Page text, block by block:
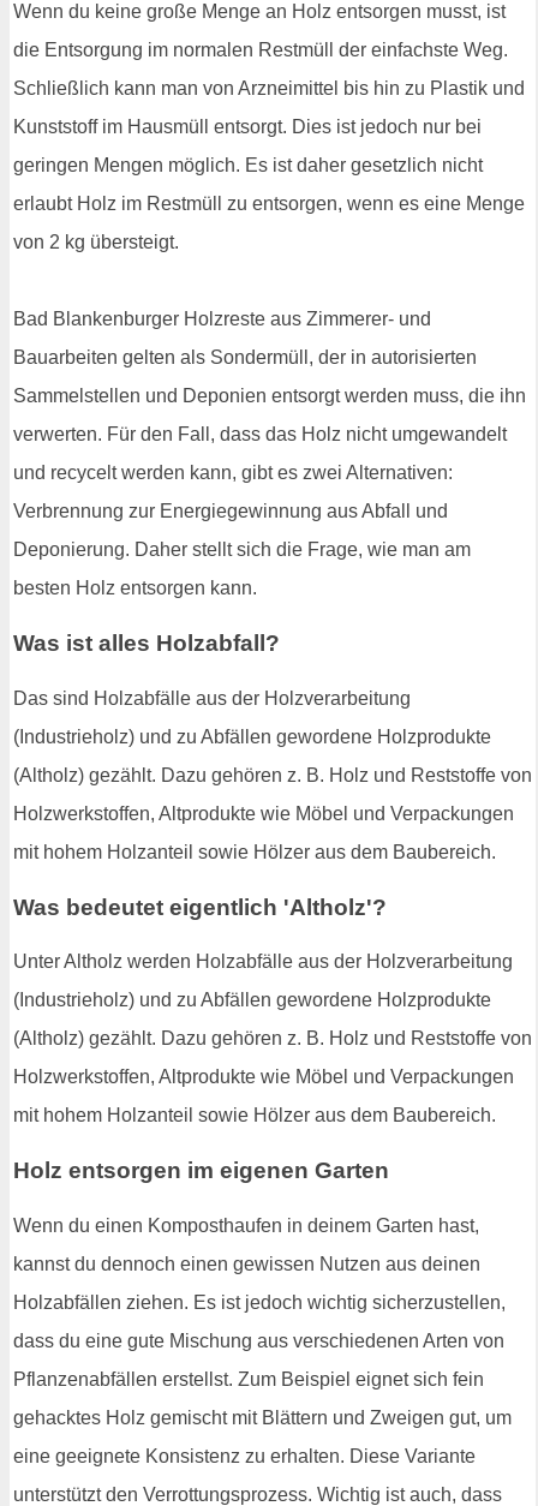
Wenn du keine große Menge an Holz entsorgen musst, ist
die Entsorgung im normalen Restmüll der einfachste Weg.
Schließlich kann man von Arzneimittel bis hin zu Plastik und
Kunststoff im Hausmüll entsorgt. Dies ist jedoch nur bei
geringen Mengen möglich. Es ist daher gesetzlich nicht
erlaubt Holz im Restmüll zu entsorgen, wenn es eine Menge
von 2 kg übersteigt.
Bad Blankenburger Holzreste aus Zimmerer- und
Bauarbeiten gelten als Sondermüll, der in autorisierten
Sammelstellen und Deponien entsorgt werden muss, die ihn
verwerten. Für den Fall, dass das Holz nicht umgewandelt
und recycelt werden kann, gibt es zwei Alternativen:
Verbrennung zur Energiegewinnung aus Abfall und
Deponierung. Daher stellt sich die Frage, wie man am
besten Holz entsorgen kann.
Was ist alles Holzabfall?
Das sind Holzabfälle aus der Holzverarbeitung
(Industrieholz) und zu Abfällen gewordene Holzprodukte
(Altholz) gezählt. Dazu gehören z. B. Holz und Reststoffe von
Holzwerkstoffen, Altprodukte wie Möbel und Verpackungen
mit hohem Holzanteil sowie Hölzer aus dem Baubereich.
Was bedeutet eigentlich 'Altholz'?
Unter Altholz werden Holzabfälle aus der Holzverarbeitung
(Industrieholz) und zu Abfällen gewordene Holzprodukte
(Altholz) gezählt. Dazu gehören z. B. Holz und Reststoffe von
Holzwerkstoffen, Altprodukte wie Möbel und Verpackungen
mit hohem Holzanteil sowie Hölzer aus dem Baubereich.
Holz entsorgen im eigenen Garten
Wenn du einen Komposthaufen in deinem Garten hast,
kannst du dennoch einen gewissen Nutzen aus deinen
Holzabfällen ziehen. Es ist jedoch wichtig sicherzustellen,
dass du eine gute Mischung aus verschiedenen Arten von
Pflanzenabfällen erstellst. Zum Beispiel eignet sich fein
gehacktes Holz gemischt mit Blättern und Zweigen gut, um
eine geeignete Konsistenz zu erhalten. Diese Variante
unterstützt den Verrottungsprozess. Wichtig ist auch, dass